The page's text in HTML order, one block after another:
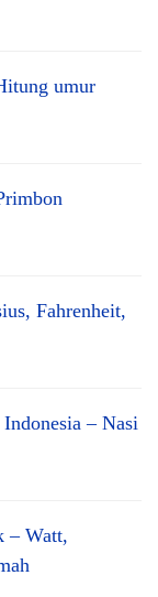
umur
Fahrenheit,
– Nasi
– Watt,